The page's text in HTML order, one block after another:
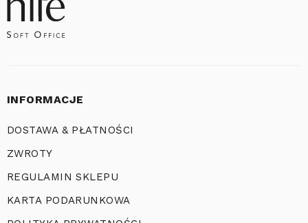
INFORMACJE
DOSTAWA & PŁATNOŚCI
ZWROTY
REGULAMIN SKLEPU
KARTA PODARUNKOWA